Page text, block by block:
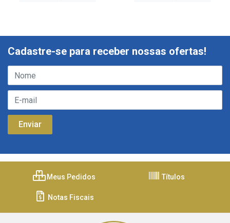
Cadastre-se para receber nossas ofertas!
Meus Pedidos Títulos
Notas Fiscais